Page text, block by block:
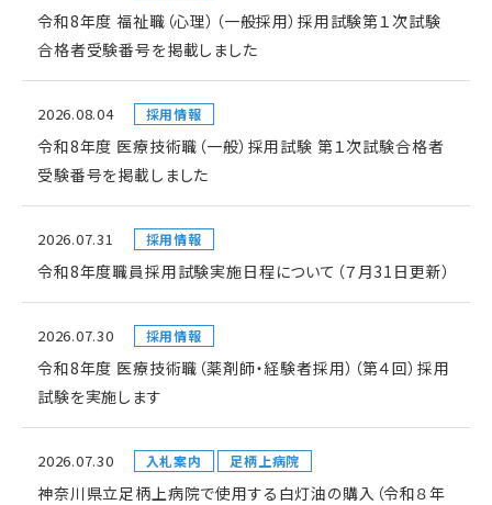
令和8年度 福祉職（心理）（一般採用）採用試験第１次試験
合格者受験番号を掲載しました
2026.08.04 採用情報
令和8年度 医療技術職（一般）採用試験 第１次試験合格者
受験番号を掲載しました
2026.07.31 採用情報
令和8年度職員採用試験実施日程について（７月31日更新）
2026.07.30 採用情報
令和8年度 医療技術職（薬剤師・経験者採用）（第４回）採用
試験を実施します
2026.07.30 入札案内 足柄上病院
神奈川県立足柄上病院で使用する白灯油の購入（令和８年